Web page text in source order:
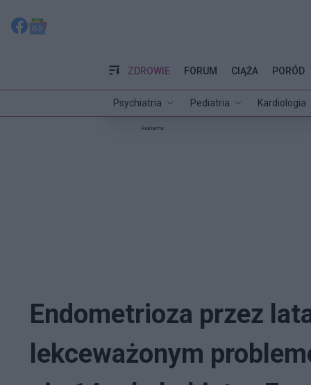
ZDROWIE
Psychiatria Pediatria Kardiologia
FORUM CIĄŻA PORÓD
Reklama:
Endometrioza przez
lekceważonym